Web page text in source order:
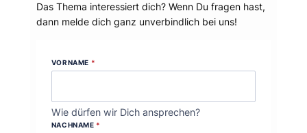
Das Thema interessiert dich? Wenn Du fragen hast,
dann melde dich ganz unverbindlich bei uns!
VORNAME *
Wie dürfen wir Dich ansprechen?
NACHNAME *